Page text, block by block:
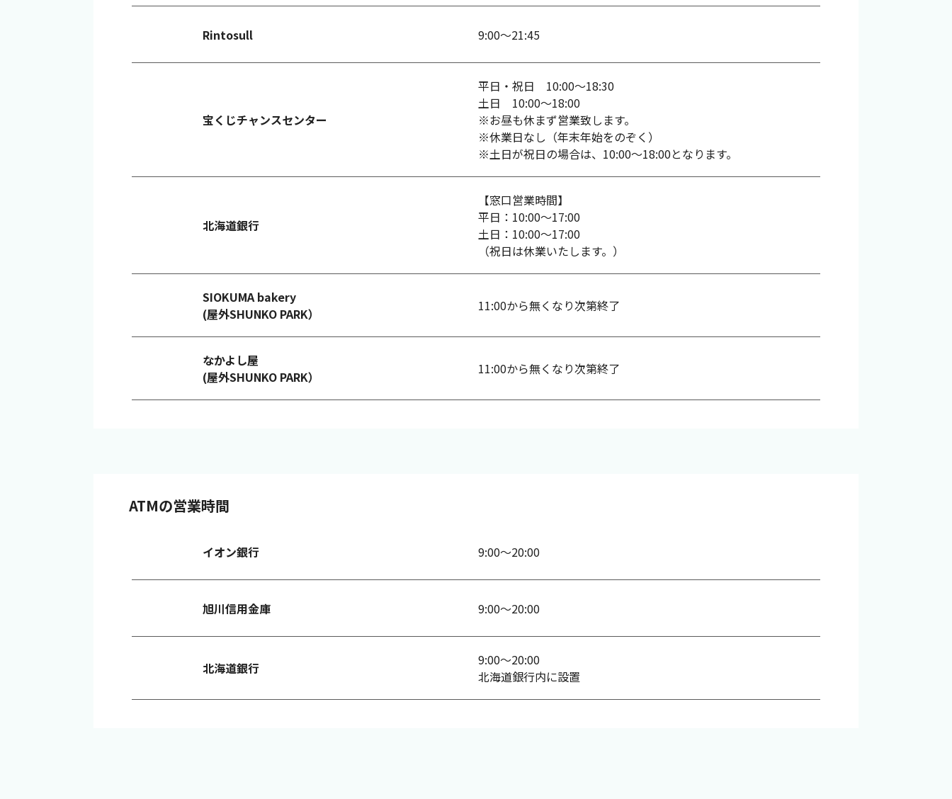
Rintosull 9:00～21:45
宝くじチャンスセンター
平日・祝日 10:00～18:30
土日 10:00～18:00
※お昼も休まず営業致します。
※休業日なし（年末年始をのぞく）
※土日が祝日の場合は、10:00～18:00となります。
北海道銀行
【窓口営業時間】
平日：10:00～17:00
土日：10:00～17:00
（祝日は休業いたします。）
SIOKUMA bakery
(屋外SHUNKO PARK）
11:00から無くなり次第終了
なかよし屋
(屋外SHUNKO PARK）
11:00から無くなり次第終了
ATMの営業時間
イオン銀行 9:00～20:00
旭川信用金庫 9:00～20:00
北海道銀行
9:00～20:00
北海道銀行内に設置